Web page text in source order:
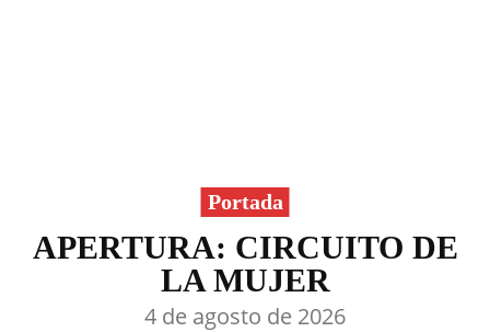
Portada
APERTURA: CIRCUITO DE
LA MUJER
4 de agosto de 2026